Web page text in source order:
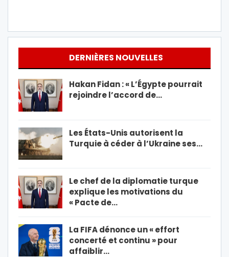
DERNIÈRES NOUVELLES
Hakan Fidan : « L’Égypte pourrait
rejoindre l’accord de…
Les États-Unis autorisent la
Turquie à céder à l’Ukraine ses…
Le chef de la diplomatie turque
explique les motivations du
« Pacte de…
La FIFA dénonce un « effort
concerté et continu » pour
affaiblir…